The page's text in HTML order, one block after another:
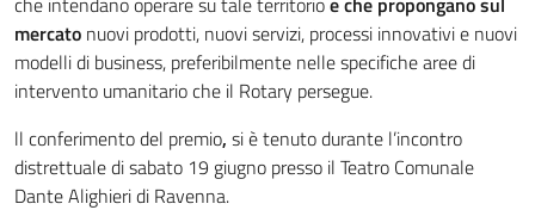
mercato nuovi prodotti, nuovi servizi, processi innovativi e nuovi
modelli di business, preferibilmente nelle specifiche aree di
intervento umanitario che il Rotary persegue.
ll conferimento del premio, si è tenuto durante l’incontro
distrettuale di sabato 19 giugno presso il Teatro Comunale
Dante Alighieri di Ravenna.